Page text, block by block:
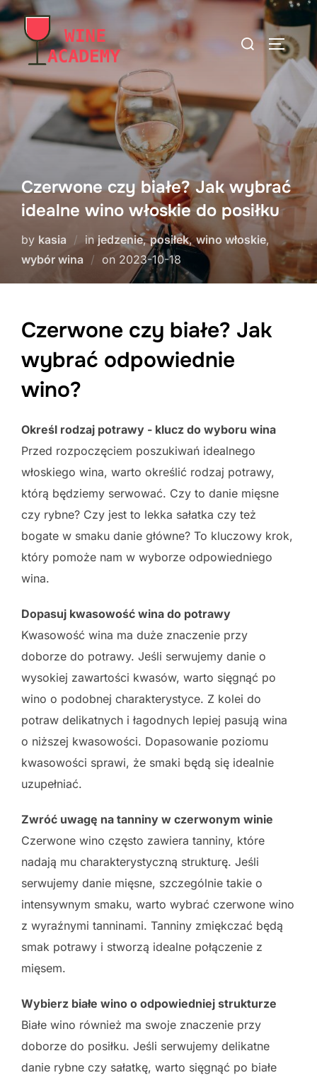
Skip
to
content
Search
Czerwone czy białe? Jak wybrać
idealne wino włoskie do posiłku
by kasia injedzenie,posiłek,wino włoskie,
wybór wina
on Posted
on
2023-10-18
Czerwone czy białe? Jak
wybrać odpowiednie
wino?
Określ rodzaj potrawy - klucz do wyboru wina
Przed rozpoczęciem poszukiwań idealnego
włoskiego wina, warto określić rodzaj potrawy,
którą będziemy serwować. Czy to danie mięsne
czy rybne? Czy jest to lekka sałatka czy też
bogate w smaku danie główne? To kluczowy krok,
który pomoże nam w wyborze odpowiedniego
wina.
Dopasuj kwasowość wina do potrawy
Kwasowość wina ma duże znaczenie przy
doborze do potrawy. Jeśli serwujemy danie o
wysokiej zawartości kwasów, warto sięgnąć po
wino o podobnej charakterystyce. Z kolei do
potraw delikatnych i łagodnych lepiej pasują wina
o niższej kwasowości. Dopasowanie poziomu
kwasowości sprawi, że smaki będą się idealnie
uzupełniać.
Zwróć uwagę na tanniny w czerwonym winie
Czerwone wino często zawiera tanniny, które
nadają mu charakterystyczną strukturę. Jeśli
serwujemy danie mięsne, szczególnie takie o
intensywnym smaku, warto wybrać czerwone wino
z wyraźnymi tanninami. Tanniny zmiękczać będą
smak potrawy i stworzą idealne połączenie z
mięsem.
Wybierz białe wino o odpowiedniej strukturze
Białe wino również ma swoje znaczenie przy
doborze do posiłku. Jeśli serwujemy delikatne
danie rybne czy sałatkę, warto sięgnąć po białe